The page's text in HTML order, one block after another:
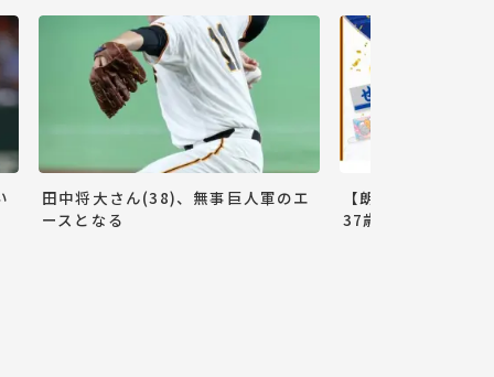
田中将大さん(38)、無事巨人軍のエ
ースとなる
【朗報】巨人小林
37歳ww